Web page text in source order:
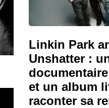
Linkin Park
Unshatter :
et un album
raconter sa